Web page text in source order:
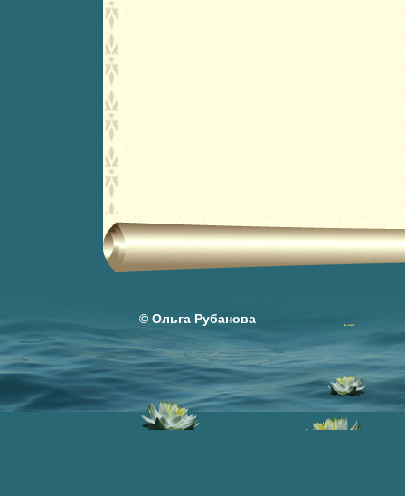
© Ольга Рубанова